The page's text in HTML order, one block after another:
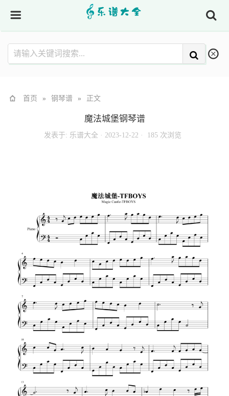
首页 » 钢琴谱 » 正文
魔法城堡钢琴谱
发表于: 乐谱大全· 2023-12-22 · 185 次浏览